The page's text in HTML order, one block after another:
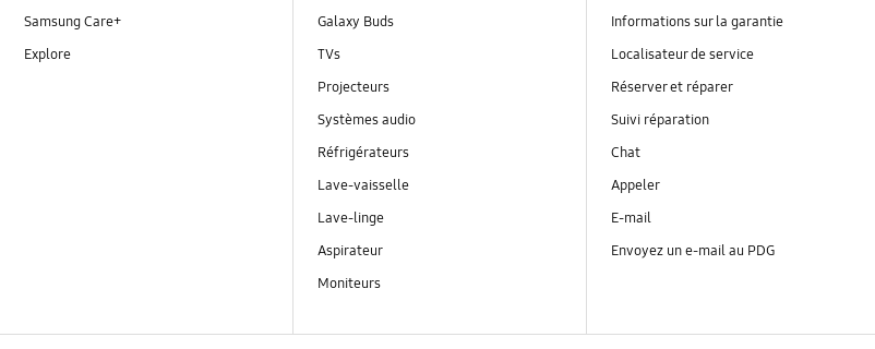
Samsung Care+
Explore
Galaxy Buds
TVs
Projecteurs
Systèmes audio
Réfrigérateurs
Lave-vaisselle
Lave-linge
Aspirateur
Moniteurs
Informations sur la garantie
Localisateur de service
Réserver et réparer
Suivi réparation
Chat
Appeler
E-mail
Envoyez un e-mail au PDG